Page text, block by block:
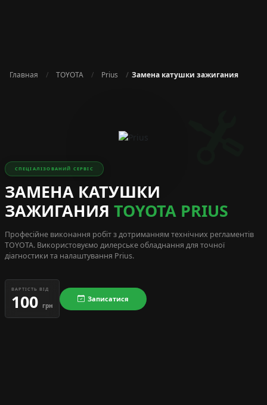
Главная TOYOTA Prius Замена катушки зажигания
СПЕЦІАЛІЗОВАНИЙ СЕРВІС
ЗАМЕНА КАТУШКИ
ЗАЖИГАНИЯ TOYOTA PRIUS
Професійне виконання робіт з дотриманням технічних регламентів
TOYOTA. Використовуємо дилерське обладнання для точної
діагностики та налаштування Prius.
ВАРТІСТЬ ВІД
100 грн
Записатися